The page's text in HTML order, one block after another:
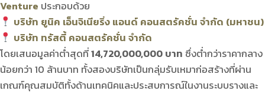
Venture ประกอบด้วย
บริษัท ยูนิค เอ็นจิเนียริ่ง แอนด์ คอนสตรัคชั่น จำกัด (มหาชน)
บริษัท ทรัสตี้ คอนสตรัคชั่น จำกัด
โดยเสนอมูลค่าต่ำสุดที่14,720,000,000 บาท ซึ่งต่ำกว่าราคากลาง
น้อยกว่า 10 ล้านบาท ทั้งสองบริษัทเป็นกลุ่มรับเหมาก่อสร้างที่ผ่าน
เกณฑ์คุณสมบัติทั้งด้านเทคนิคและประสบการณ์ในงานระบบรางและ